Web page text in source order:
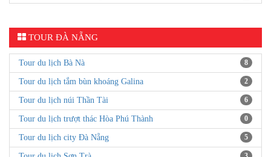
TOUR ĐÀ NẴNG
Tour du lịch Bà Nà 8
Tour du lịch tắm bùn khoáng Galina 2
Tour du lịch núi Thần Tài 6
Tour du lịch trượt thác Hòa Phú Thành 0
Tour du lịch city Đà Nẵng 5